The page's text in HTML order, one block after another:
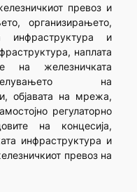
превоз и
организирањето,
инфраструктура и
наплата
на железничката
на
објавата на мрежа,
регулаторно
на концесија,
инфраструктура и
превоз на